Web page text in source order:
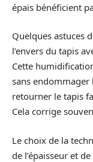
épais bénéficient
Quelques astuces
l’envers du tapis
Cette
sans endommager
retourner le tapis
Cela corrige
Le choix de la
de l’épaisseur et